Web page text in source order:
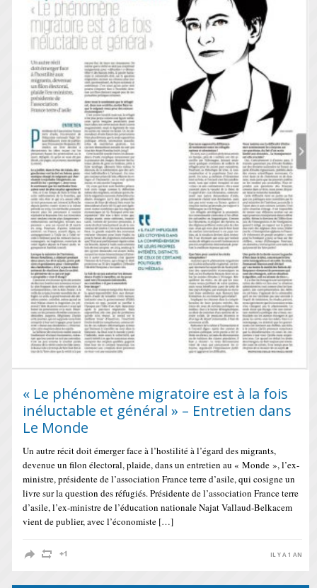
« Le phénomène migratoire est à la fois
inéluctable et général » – Entretien dans
Le Monde
Un autre récit doit émerger face à l’hostilité à l’égard des migrants,
devenue un filon électoral, plaide, dans un entretien au « Monde », l’ex-
ministre, présidente de l’association France terre d’asile, qui cosigne un
livre sur la question des réfugiés. Présidente de l’association France terre
d’asile, l’ex-ministre de l’éducation nationale Najat Vallaud-Belkacem
vient de publier, avec l’économiste […]
IL Y A 1 AN